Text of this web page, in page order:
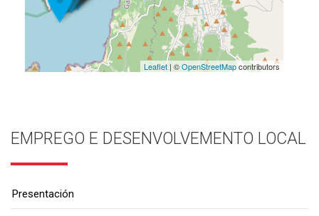
Leaflet| ©OpenStreetMapcontributors
EMPREGO E DESENVOLVEMENTO LOCAL
Presentación